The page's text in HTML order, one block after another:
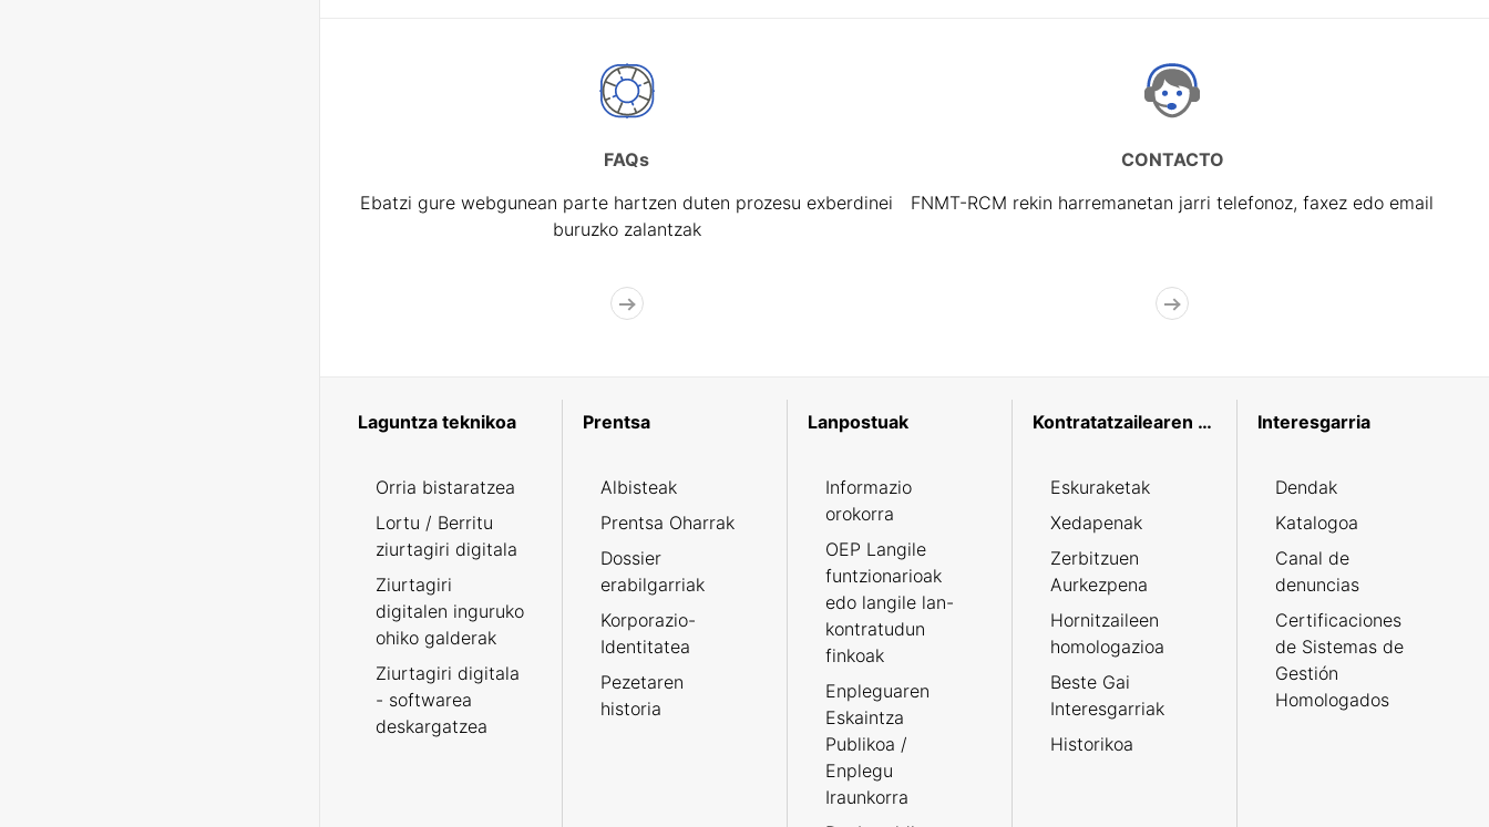
FAQs
Ebatzi gure webgunean parte hartzen duten prozesu exberdinei
buruzko zalantzak
CONTACTO
FNMT-RCM rekin harremanetan jarri telefonoz, faxez edo email
Laguntza teknikoa
Orria bistaratzea
Lortu / Berritu
ziurtagiri digitala
Ziurtagiri
digitalen inguruko
ohiko galderak
Ziurtagiri digitala
- softwarea
deskargatzea
Prentsa
Albisteak
Prentsa Oharrak
Dossier
erabilgarriak
Korporazio-
Identitatea
Pezetaren
historia
Lanpostuak
Informazio
orokorra
OEP Langile
funtzionarioak
edo langile lan-
kontratudun
finkoak
Enpleguaren
Eskaintza
Publikoa /
Enplegu
Iraunkorra
Kontratatzailearen profila
Eskuraketak
Xedapenak
Zerbitzuen
Aurkezpena
Hornitzaileen
homologazioa
Beste Gai
Interesgarriak
Historikoa
Interesgarria
Dendak
Katalogoa
Canal de
denuncias
Certificaciones
de Sistemas de
Gestión
Homologados